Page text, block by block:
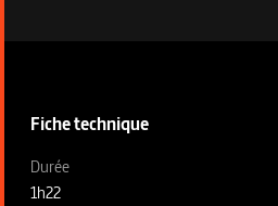
Fiche technique
Fiche technique section gauche
Durée
1h22